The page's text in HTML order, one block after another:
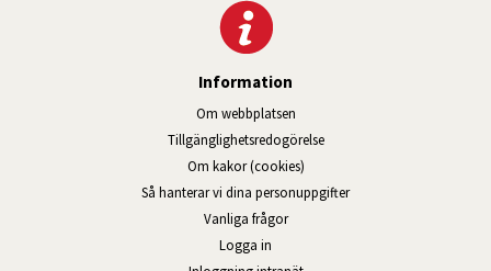
Information
Om webbplatsen
Tillgänglig­hets­redo­görelse
Om kakor (cookies)
Så hanterar vi dina personuppgifter
Vanliga frågor
Logga in